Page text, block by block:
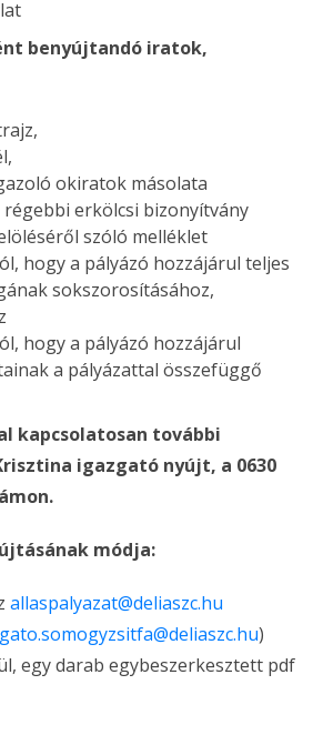
benyújtandó iratok,
okiratok másolata
régebbi erkölcsi bizonyítvány
szóló melléklet
hogy a pályázó hozzájárul teljes
sokszorosításához,
hogy a pályázó hozzájárul
a pályázattal összefüggő
kapcsolatosan további
igazgató nyújt, a 0630
módja:
allaspalyazat@deliaszc.hu
)
egy darab egybeszerkesztett pdf